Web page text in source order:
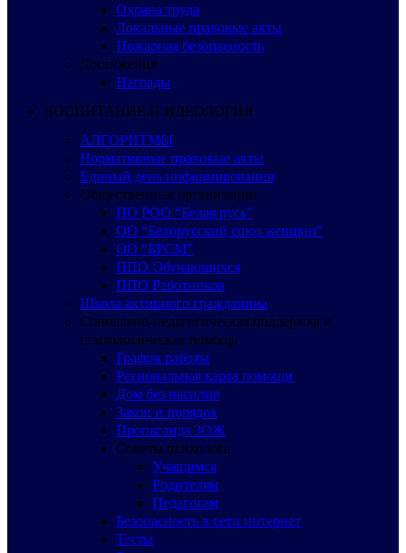
Охрана труда
Локальные правовые акты
Пожарная безопасность
Достижения
Награды
ВОСПИТАНИЕ И ИДЕОЛОГИЯ
АЛГОРИТМЫ
Нормативные правовые акты
Единый день информирования
Общественные организации
ПО РОО “Белая русь”
ОО “Белорусский союз женщин”
ОО “БРСМ”
ППО Обучающихся
ППО Работников
Школа активного гражданина
Социально-педагогическая поддержка и
психологическая помощь
График работы
Региональная карта помощи
Дом без насилия
Закон и порядок
Пропаганда ЗОЖ
Советы психолога
Учащимся
Родителям
Педагогам
Безопасность в сети интернет
Тесты